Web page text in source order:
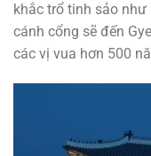
khắc trổ tinh sảo
cánh cổng sẽ đến
các vị vua hơn 500